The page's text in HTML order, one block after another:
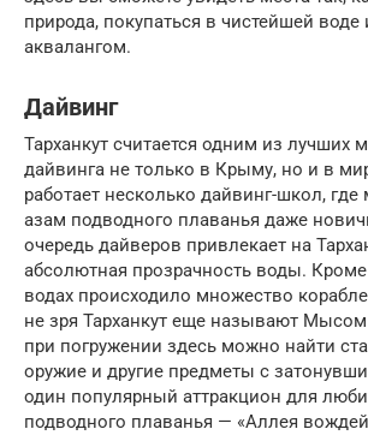
природа, покупаться в чистейшей
аквалангом.
Дайвинг
Тарханкут считается одним из лучших
дайвинга не только в Крыму, но и в
работает несколько дайвинг-школ, где
азам подводного плаванья даже
очередь дайверов привлекает на
абсолютная прозрачность воды.
водах происходило множество
не зря Тарханкут еще называют
при погружении здесь можно найти
оружие и другие предметы с
один популярный аттракцион для
подводного плаванья — «Аллея